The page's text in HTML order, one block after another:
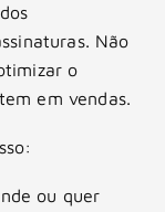
Não
o
em vendas.
ou quer